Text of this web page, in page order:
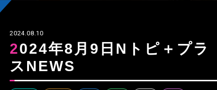
2024.08.10
2024年8月9日Nトピ＋プラ
スNEWS